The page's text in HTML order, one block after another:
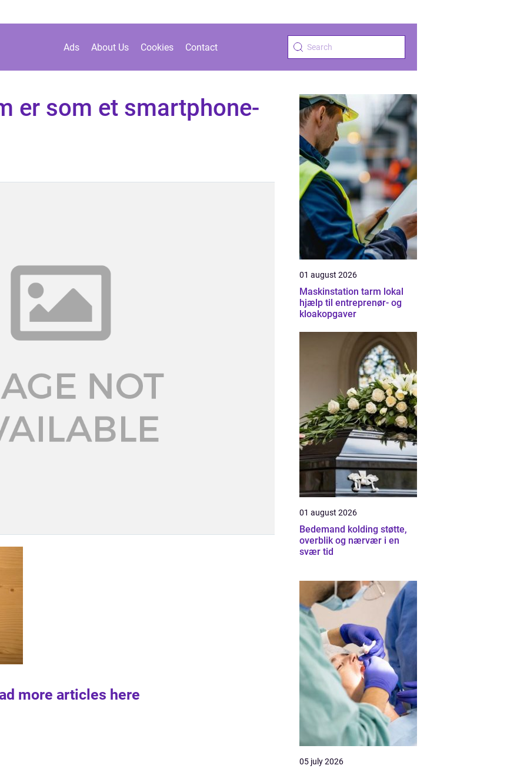
Ads About Us Cookies Contact
er som et smartphone-
more articles here
01 august 2026
Maskinstation tarm lokal
hjælp til entreprenør- og
kloakopgaver
01 august 2026
Bedemand kolding støtte,
overblik og nærvær i en
svær tid
05 july 2026